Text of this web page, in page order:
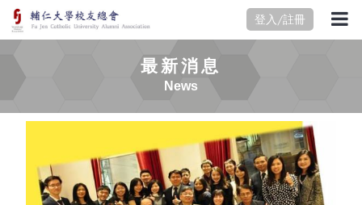
登入/註冊
最新消息
News